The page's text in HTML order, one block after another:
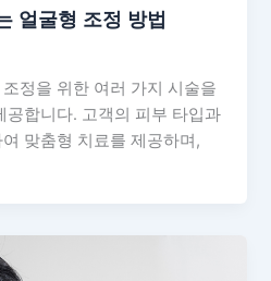
얼굴형 조정 방법
정을 위한 여러 가지 시술을
공합니다. 고객의 피부 타입과
맞춤형 치료를 제공하며,